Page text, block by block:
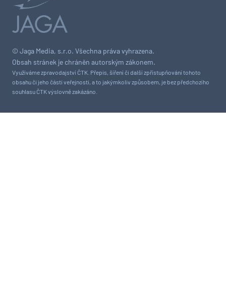
© Jaga Media, s.r.o. Všechna práva vyhrazena.
Obsah stránek je chráněn autorským zákonem.
Využíváme zpravodajství ČTK. Přepis, šíření či další zpřístupňování tohoto
obsahu či jeho části veřejnosti, a to jakýmkoliv způsobem, je bez předchozího
souhlasu ČTK výslovně zakázáno.